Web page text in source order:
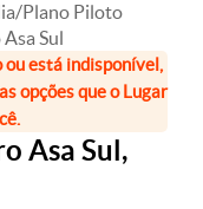
Plano Piloto
Sul
ou está indisponível,
opções que o Lugar
Asa Sul,